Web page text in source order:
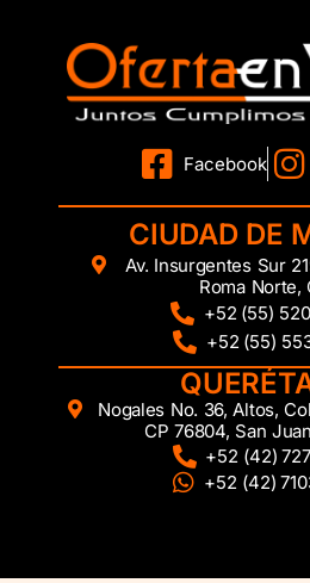
Facebook
CIUDAD DE
Av. Insurgentes Sur
Roma Norte,
+52 (55)
+52 (55)
Nogales No. 36, Altos,
CP 76804, San
+52 (42)
+52 (42)